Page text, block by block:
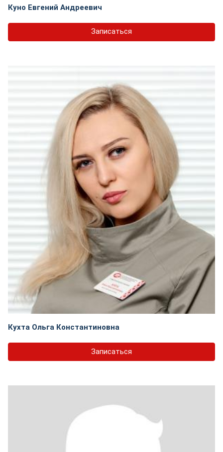
Куно Евгений Андреевич
Записаться
Кухта Ольга Константиновна
Записаться